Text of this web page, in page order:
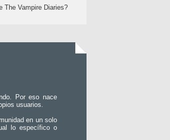
The Vampire Diaries?
Por eso nace
usuarios.
en un solo
lo específico o